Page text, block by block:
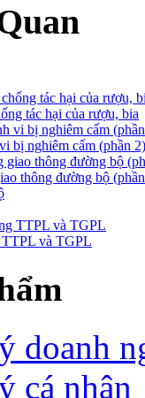
tác hại của rượu, bia
bị nghiêm cấm (phần 2)
thông đường bộ
và TGPL
doanh
cá nhân